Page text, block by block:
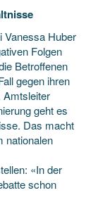
Vanessa Huber
Folgen
Betroffenen
gegen ihren
Amtsleiter
geht es
Das macht
nationalen
«In der
schon